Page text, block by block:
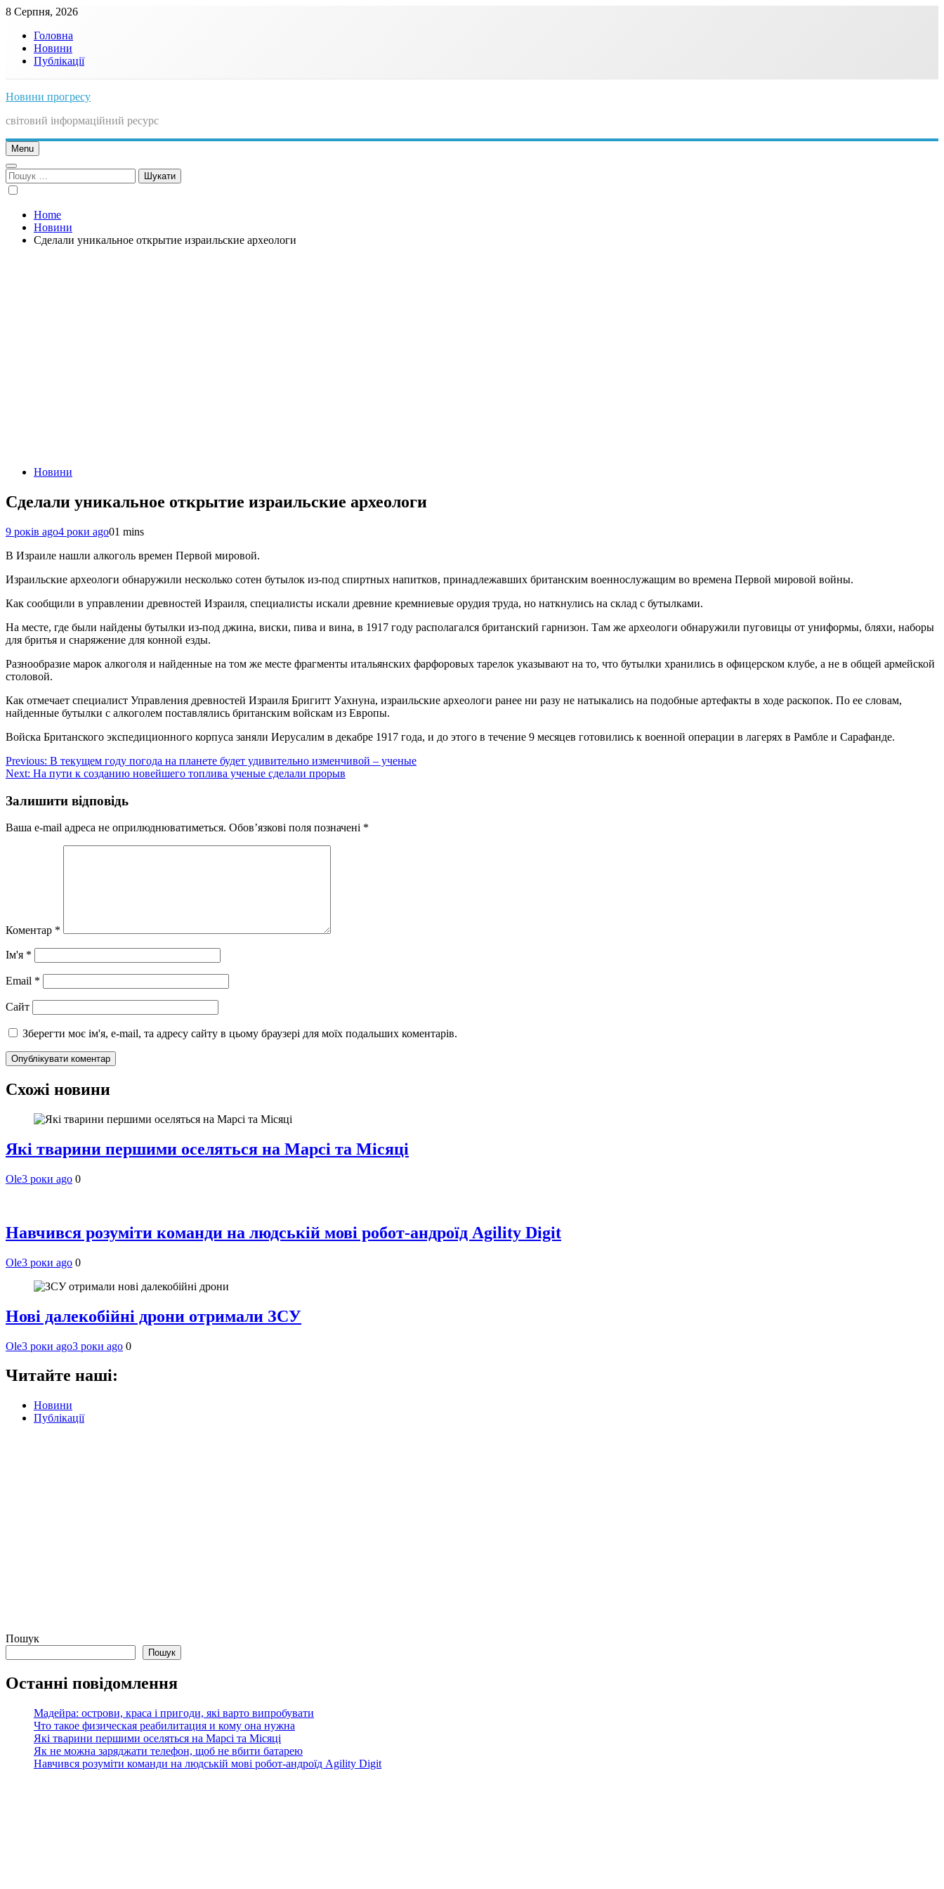
Skip
content
8 Серпня, 2026
Головна
Новини
Публікації
Новини прогресу
світовий інформаційний ресурс
Menu
Пошук:
Home
Новини
Сделали уникальное открытие израильские археологи
Новини
Сделали уникальное открытие израильские археологи
9 років ago4 роки ago01 mins
В Израиле нашли алкоголь времен Первой мировой.
Израильские археологи обнаружили несколько сотен бутылок из-под спиртных напитков, принадлежавших британским военнослужащим во времена Первой мировой войны.
Как сообщили в управлении древностей Израиля, специалисты искали древние кремниевые орудия труда, но наткнулись на склад с бутылками.
На месте, где были найдены бутылки из-под джина, виски, пива и вина, в 1917 году располагался британский гарнизон. Там же археологи обнаружили пуговицы от униформы, бляхи, наборы
для бритья и снаряжение для конной езды.
Разнообразие марок алкоголя и найденные на том же месте фрагменты итальянских фарфоровых тарелок указывают на то, что бутылки хранились в офицерском клубе, а не в общей армейской
столовой.
Как отмечает специалист Управления древностей Израиля Бригитт Уахнуна, израильские археологи ранее ни разу не натыкались на подобные артефакты в ходе раскопок. По ее словам,
найденные бутылки с алкоголем поставлялись британским войскам из Европы.
Войска Британского экспедиционного корпуса заняли Иерусалим в декабре 1917 года, и до этого в течение 9 месяцев готовились к военной операции в лагерях в Рамбле и Сарафанде.
Навігація
записів
Previous: В текущем году погода на планете будет удивительно изменчивой – ученые
Next: На пути к созданию новейшего топлива ученые сделали прорыв
Залишити відповідь
Ваша e-mail адреса не оприлюднюватиметься. Обов’язкові поля позначені *
Коментар *
Ім'я *
Email *
Сайт
Зберегти моє ім'я, e-mail, та адресу сайту в цьому браузері для моїх подальших коментарів.
Схожі новини
Які тварини першими оселяться на Марсі та Місяці
Ole3 роки ago 0
Навчився розуміти команди на людській мові робот-андроїд Agility Digit
Ole3 роки ago 0
Нові далекобійні дрони отримали ЗСУ
Ole3 роки ago3 роки ago 0
Читайте наші:
Новини
Публікації
Пошук
Пошук
Останні повідомлення
Мадейра: острови, краса і пригоди, які варто випробувати
Что такое физическая реабилитация и кому она нужна
Які тварини першими оселяться на Марсі та Місяці
Як не можна заряджати телефон, щоб не вбити батарею
Навчився розуміти команди на людській мові робот-андроїд Agility Digit